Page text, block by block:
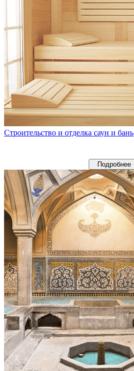
Строительство и отделка саун и бань
Подробнее